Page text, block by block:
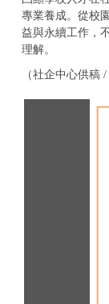
專業養成。從校
益與永續工作，
理解。
（社企中心供稿